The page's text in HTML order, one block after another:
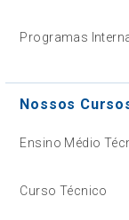
Programas
Nossos
Ensino Médio
Curso Técnico